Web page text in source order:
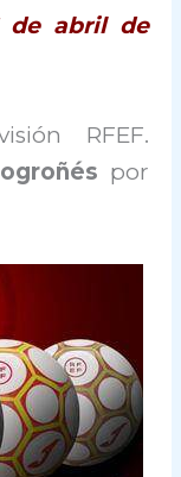
de abril de
RFEF.
por